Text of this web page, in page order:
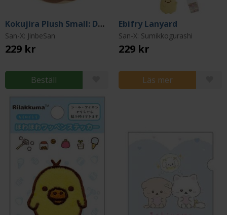
Kokujira Plush Small: Donut Island
San-X: JinbeSan
229 kr
Beställ
Ebifry Lanyard
San-X: Sumikkogurashi
229 kr
Läs mer